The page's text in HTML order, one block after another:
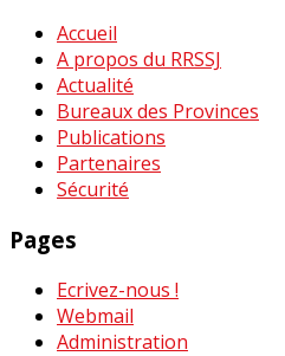
Accueil
A propos du RRSSJ
Actualité
Bureaux des Provinces
Publications
Partenaires
Sécurité
Pages
Ecrivez-nous !
Webmail
Administration